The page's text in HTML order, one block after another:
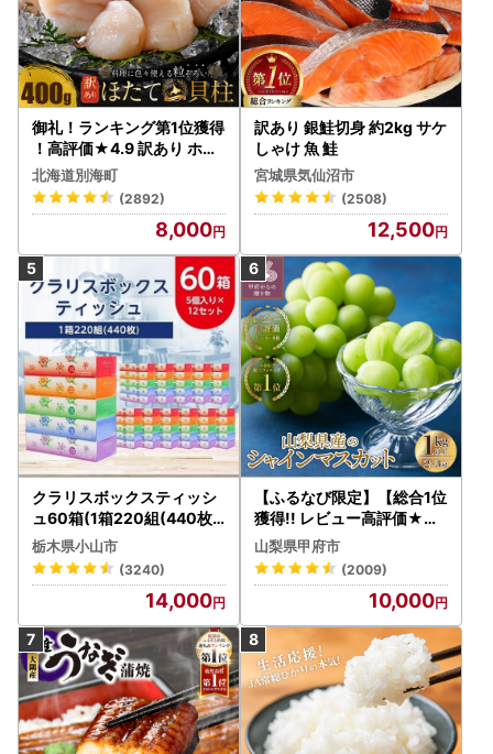
御礼！ランキング第1位獲得
！高評価★4.9 訳あり ホタ
テ 400g（ほたて 帆立 貝柱
冷凍 ）
北海道別海町
(2892)
8,000
訳あり 銀鮭切身 約2kg サケ
しゃけ 魚 鮭
宮城県気仙沼市
(2508)
12,500
クラリスボックスティッシ
ュ60箱(1箱220組(440枚))
(5個入り×12セット)【配送
不可地域：離島・沖縄県】
【1256759】
栃木県小山市
(3240)
14,000
【ふるなび限定】【総合1位
獲得!! レビュー高評価★】
〈2026年度配送分〉山梨
県産 シャインマスカット 2
～3房（1.0kg以上）シャイ
ン フルーツ FN-Limited-S
P
山梨県甲府市
(2009)
10,000